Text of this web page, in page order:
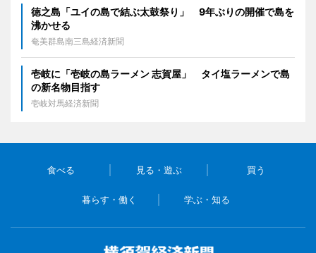
徳之島「ユイの島で結ぶ太鼓祭り」 9年ぶりの開催で島を
沸かせる
奄美群島南三島経済新聞
壱岐に「壱岐の島ラーメン 志賀屋」 タイ塩ラーメンで島
の新名物目指す
壱岐対馬経済新聞
食べる 見る・遊ぶ 買う
暮らす・働く 学ぶ・知る